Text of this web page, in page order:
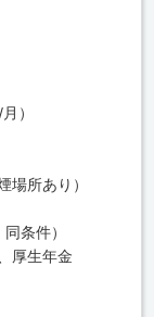
）
場所あり）
条件）
厚生年金